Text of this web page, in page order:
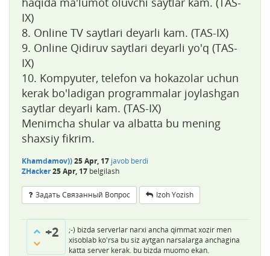
IX)
8. Online TV saytlari deyarli kam. (TAS-IX)
9. Online Qidiruv saytlari deyarli yo'q (TAS-
IX)
10. Kompyuter, telefon va hokazolar uchun
kerak bo'ladigan programmalar joylashgan
saytlar deyarli kam. (TAS-IX)
Menimcha shular va albatta bu mening
shaxsiy fikrim.
Khamdamov))25 Apr, 17 javob berdi
ZHacker25 Apr, 17 belgilash
Задать Связанный Вопрос Izoh Yozish
+2
;-) bizda serverlar narxi ancha qimmat xozir men
xisoblab ko'rsa bu siz aytgan narsalarga anchagina
katta server kerak. bu bizda muomo ekan.